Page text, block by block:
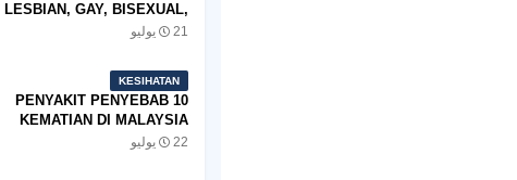
LESBIAN, GAY, BISEXUAL,
TRANSGENDER)
21 يوليو
KESIHATAN
10 PENYAKIT PENYEBAB
KEMATIAN DI MALAYSIA
22 يوليو